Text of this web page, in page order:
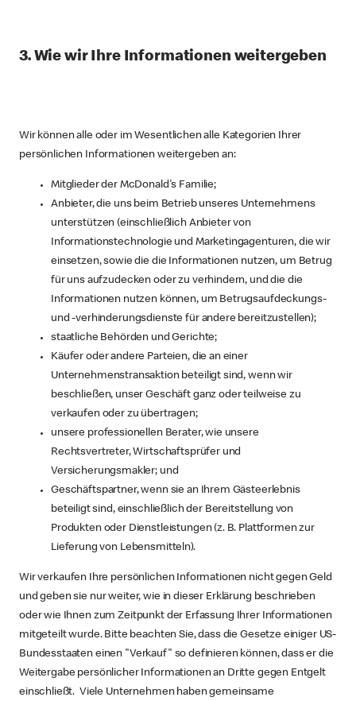
3. Wie wir Ihre Informationen weitergeben
Wir können alle oder im Wesentlichen alle Kategorien Ihrer
persönlichen Informationen weitergeben an:
Mitglieder der McDonald's Familie;
Anbieter, die uns beim Betrieb unseres Unternehmens
unterstützen (einschließlich Anbieter von
Informationstechnologie und Marketingagenturen, die wir
einsetzen, sowie die die Informationen nutzen, um Betrug
für uns aufzudecken oder zu verhindern, und die die
Informationen nutzen können, um Betrugsaufdeckungs-
und -verhinderungsdienste für andere bereitzustellen);
staatliche Behörden und Gerichte;
Käufer oder andere Parteien, die an einer
Unternehmenstransaktion beteiligt sind, wenn wir
beschließen, unser Geschäft ganz oder teilweise zu
verkaufen oder zu übertragen;
unsere professionellen Berater, wie unsere
Rechtsvertreter, Wirtschaftsprüfer und
Versicherungsmakler; und
Geschäftspartner, wenn sie an Ihrem Gästeerlebnis
beteiligt sind, einschließlich der Bereitstellung von
Produkten oder Dienstleistungen (z. B. Plattformen zur
Lieferung von Lebensmitteln).
Wir verkaufen Ihre persönlichen Informationen nicht gegen Geld
und geben sie nur weiter, wie in dieser Erklärung beschrieben
oder wie Ihnen zum Zeitpunkt der Erfassung Ihrer Informationen
mitgeteilt wurde. Bitte beachten Sie, dass die Gesetze einiger US-
Bundesstaaten einen "Verkauf" so definieren können, dass er die
Weitergabe persönlicher Informationen an Dritte gegen Entgelt
einschließt. Viele Unternehmen haben gemeinsame